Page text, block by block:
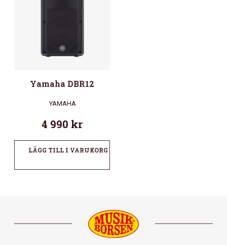
Yamaha DBR12
YAMAHA
4 990 kr
LÄGG TILL I VARUKORG